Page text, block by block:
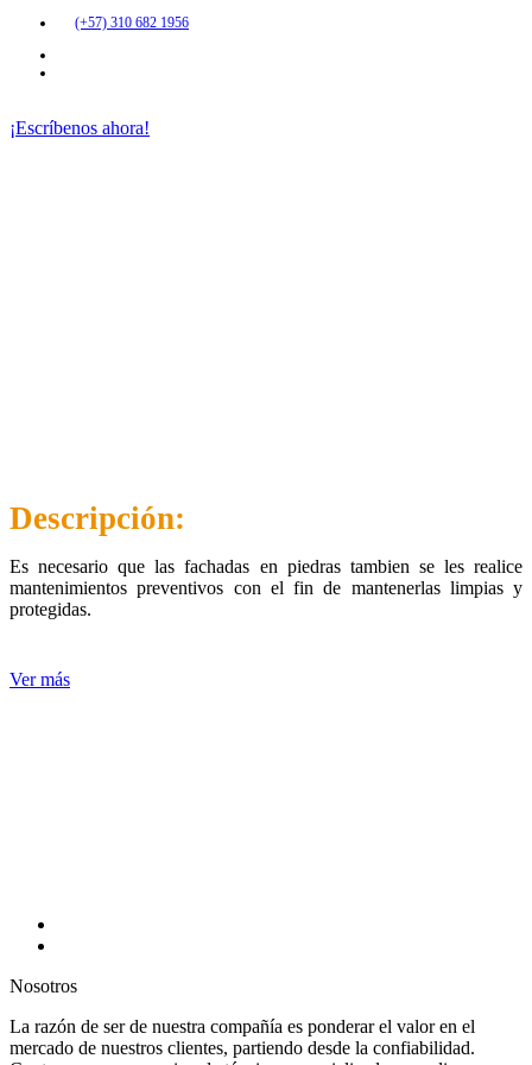
(+57) 310 682 1956
¡Escríbenos ahora!
Descripción:
Es necesario que las fachadas en piedras tambien se les realice
mantenimientos preventivos con el fin de mantenerlas limpias y
protegidas.
Ver más
Nosotros
La razón de ser de nuestra compañía es ponderar el valor en el
mercado de nuestros clientes, partiendo desde la confiabilidad.